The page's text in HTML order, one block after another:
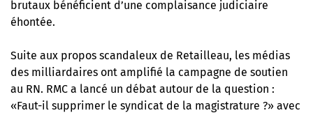
brutaux bénéficient d’une complaisance judiciaire
éhontée.
Suite aux propos scandaleux de Retailleau, les médias
des milliardaires ont amplifié la campagne de soutien
au RN. RMC a lancé un débat autour de la question :
«Faut-il supprimer le syndicat de la magistrature ?» avec